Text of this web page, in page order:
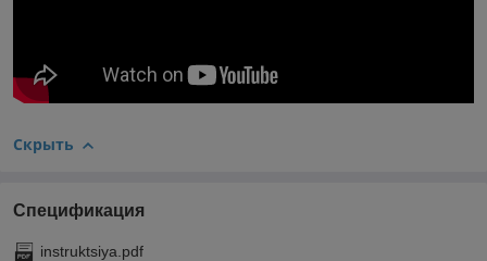
Скрыть
Спецификация
instruktsiya.pdf